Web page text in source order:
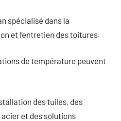
spécialisé dans la
et l’entretien des toitures.
de température peuvent
des tuiles, des
et des solutions